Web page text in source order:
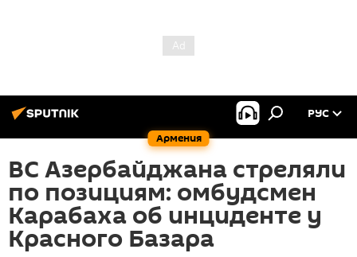
Армения
РУС
ВС Азербайджана стреляли
по позициям: омбудсмен
Карабаха об инциденте у
Красного Базара